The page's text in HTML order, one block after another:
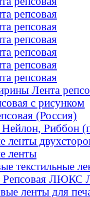
репсовая
репсовая
репсовая
репсовая
репсовая
репсовая
Лента
с рисунком
(Россия)
Риббон
ленты
ленты
текстильные
Репсовая ЛЮКС
ленты для